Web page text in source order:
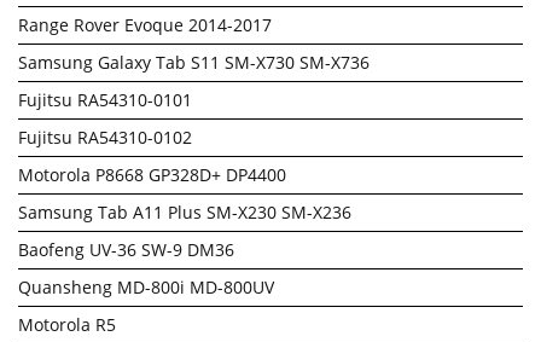
Range Rover Evoque 2014-2017
Samsung Galaxy Tab S11 SM-X730 SM-X736
Fujitsu RA54310-0101
Fujitsu RA54310-0102
Motorola P8668 GP328D+ DP4400
Samsung Tab A11 Plus SM-X230 SM-X236
Baofeng UV-36 SW-9 DM36
Quansheng MD-800i MD-800UV
Motorola R5